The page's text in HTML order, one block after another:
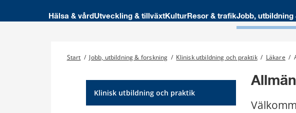
Hälsa & vård Utveckling & tillväxtKulturResor & trafikJobb, utbildning
Start / Jobb, utbildning & forskning / Klinisk utbildning och praktik / Läkare /
Klinisk utbildning och praktik